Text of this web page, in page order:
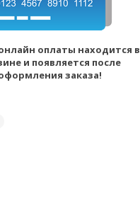
оплаты находится в
и появляется после
заказа!